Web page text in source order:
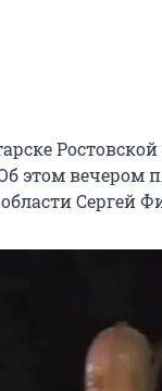
Ростовской
этом вечером
Сергей